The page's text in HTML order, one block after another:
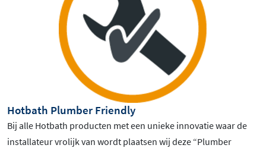
Hotbath Plumber Friendly
Bij alle Hotbath producten met een unieke innovatie waar de
installateur vrolijk van wordt plaatsen wij deze “Plumber